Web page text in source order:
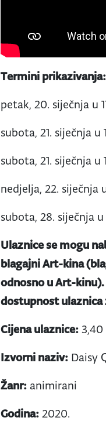
Termini prikazivanja:
petak, 20. siječnja u
subota, 21. siječnja u
subota, 21. siječnja u
nedjelja, 22. siječnja
subota, 28. siječnja u
Ulaznice se mogu
blagajni Art-kina
odnosno u Art-
dostupnost ulaznica
Cijena ulaznice: 3,40
Izvorni naziv: Daisy
Žanr: animirani
Godina: 2020.